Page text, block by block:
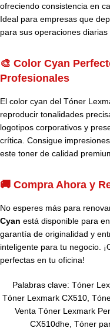
ofreciendo consistencia en
Ideal para empresas que
para sus operaciones
🎨 Color Cyan
Profesionales
El color cyan del Tóner
reproducir tonalidades
logotipos corporativos y
crítica. Consigue
este toner de calidad
🚚 Compra Ahora y
No esperes más para
Cyan está disponible para
garantía de originalidad y
inteligente para tu negocio.
perfectas en tu oficina!
Palabras clave: Tóner
Tóner Lexmark CX510,
Venta Tóner Lexmark
CX510dhe, Tóner